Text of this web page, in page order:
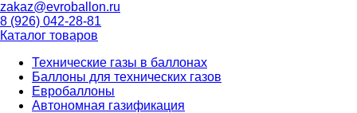
zakaz@evroballon.ru
8 (926) 042-28-81
Каталог товаров
Технические газы в баллонах
Баллоны для технических газов
Евробаллоны
Автономная газификация